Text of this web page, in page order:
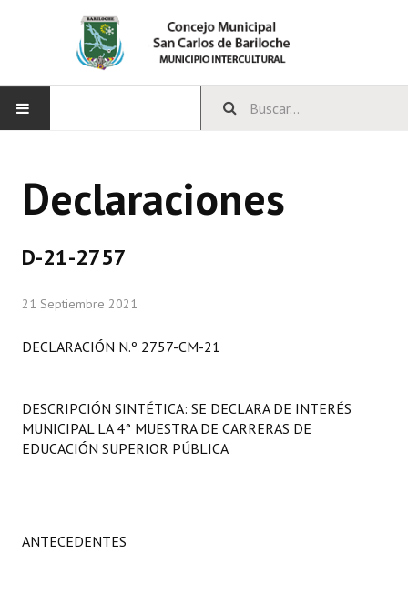
CONCEJO
Comisiones Permanentes
Comisiones Especiales
Programas
Constitución Provincial
Declaraciones
D-21-2757
21 Septiembre 2021
DECLARACIÓN N.º 2757-CM-21
DESCRIPCIÓN SINTÉTICA: SE DECLARA DE INTERÉS
MUNICIPAL LA 4° MUESTRA DE CARRERAS DE
EDUCACIÓN SUPERIOR PÚBLICA
ANTECEDENTES